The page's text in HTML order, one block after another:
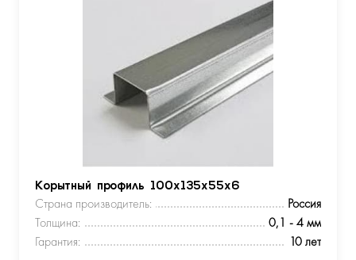
Корытный профиль 100х135х55х6
Страна производитель:
Россия
Толщина:
0,1 - 4 мм
Гарантия:
10 лет